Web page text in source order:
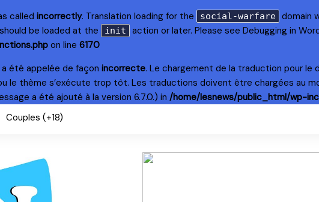
called incorrectly. Translation loading for the social-warfare domain
be loaded at the
init action or later. Please see Debugging in
on line 6170
été appelée de façon incorrecte. Le chargement de la traduction pour le
le thème s’exécute trop tôt. Les traductions doivent être chargées au
a été ajouté à la version 6.7.0.) in /home/lesnews/public_html/wp-
Couples (+18)